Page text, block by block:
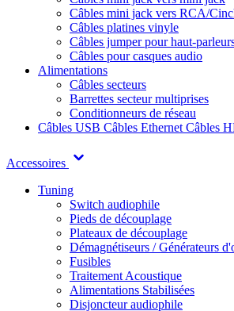
Câbles mini jack vers RCA/
Câbles platines vinyle
Câbles jumper pour haut-
Câbles pour casques audio
Alimentations
Câbles secteurs
Barrettes secteur multiprises
Conditionneurs de réseau
Câbles USB Câbles Ethernet Câbles
Accessoires
Tuning
Switch audiophile
Pieds de découplage
Plateaux de découplage
Démagnétiseurs / Générateurs
Fusibles
Traitement Acoustique
Alimentations Stabilisées
Disjoncteur audiophile